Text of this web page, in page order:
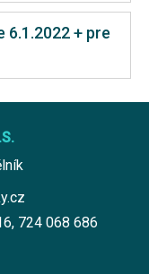
6.1.2022 + pre
, 724 068 686